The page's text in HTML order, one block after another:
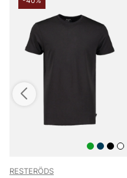
RESTERÖDS